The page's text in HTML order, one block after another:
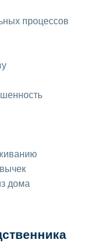
процессов
дома